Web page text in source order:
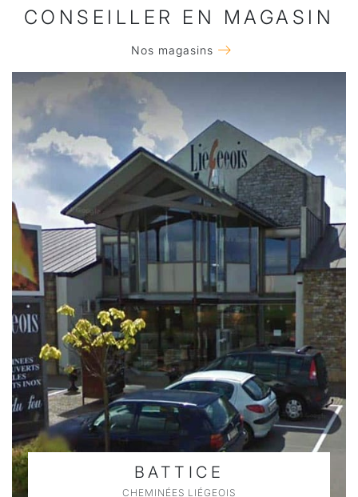
CONSEILLER EN MAGASIN
Nos magasins
BATTICE
CHEMINÉES LIÉGEOIS